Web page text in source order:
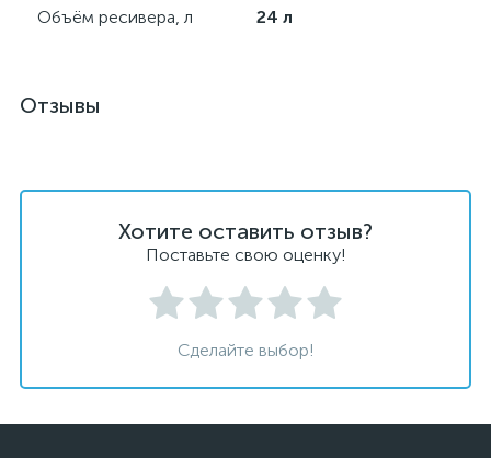
Объём ресивера, л
24 л
Отзывы
Хотите оставить отзыв?
Поставьте свою оценку!
Сделайте выбор!